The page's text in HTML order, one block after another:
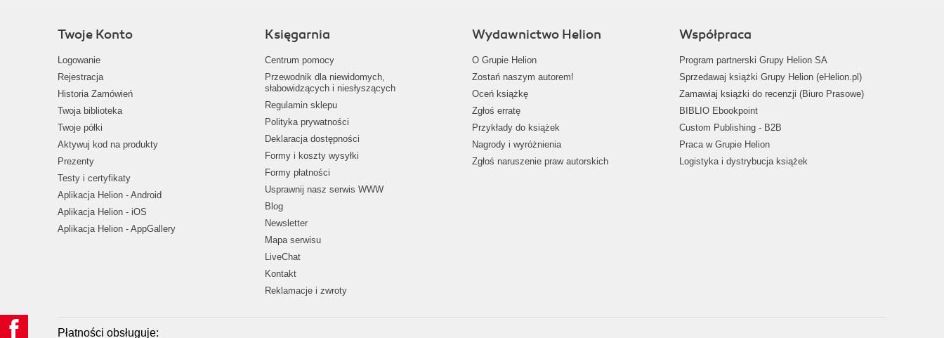
Twoje Konto
Logowanie
Rejestracja
Historia Zamówień
Twoja biblioteka
Twoje półki
Aktywuj kod na produkty
Prezenty
Testy i certyfikaty
Aplikacja Helion - Android
Aplikacja Helion - iOS
Aplikacja Helion - AppGallery
Księgarnia
Centrum pomocy
Przewodnik dla niewidomych,
słabowidzących i niesłyszących
Regulamin sklepu
Polityka prywatności
Deklaracja dostępności
Formy i koszty wysyłki
Formy płatności
Usprawnij nasz serwis WWW
Blog
Newsletter
Mapa serwisu
LiveChat
Kontakt
Reklamacje i zwroty
Wydawnictwo Helion
O Grupie Helion
Zostań naszym autorem!
Oceń książkę
Zgłoś erratę
Przykłady do książek
Nagrody i wyróżnienia
Zgłoś naruszenie praw autorskich
Współpraca
Program partnerski Grupy Helion SA
Sprzedawaj książki Grupy Helion (eHelion.pl)
Zamawiaj książki do recenzji (Biuro Prasowe)
BIBLIO Ebookpoint
Custom Publishing - B2B
Praca w Grupie Helion
Logistyka i dystrybucja książek
Płatności obsługuje: